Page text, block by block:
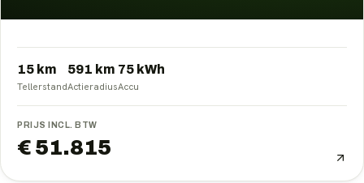
15 km
Tellerstand
591 km
Actieradius
75 kWh
Accu
PRIJS INCL. BTW
€ 51.815